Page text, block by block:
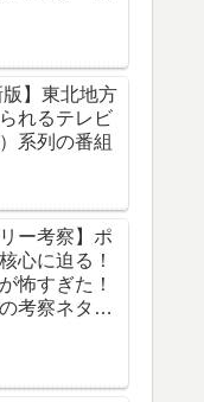
子供か！
黒幕伏線ま
版】東北地方
れるテレビ
系列の番組
ー考察】ポ
心に迫る！
怖すぎた！
考察ネタバ
感想批判原